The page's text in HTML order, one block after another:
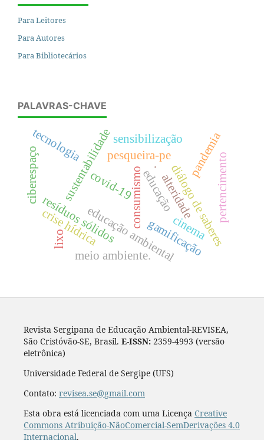
Para Leitores
Para Autores
Para Bibliotecários
PALAVRAS-CHAVE
cinema
consumismo
educação ambiental
resíduos sólidos
sustentabilidade .
tecnologia
diálogo de saberes
crise hídrica
pesqueira-pe
covid-19 educação
pandemia
meio ambiente.
sensibilização
ciberespaço pertencimento
alteridade
lixo gamificação
Revista Sergipana de Educação Ambiental-REVISEA,
São Cristóvão-SE, Brasil. E-ISSN:2359-4993 (versão
eletrônica)
Universidade Federal de Sergipe (UFS)
Contato: revisea.se@gmail.com
Esta obra está licenciada com uma Licença Creative
Commons Atribuição-NãoComercial-SemDerivações 4.0
Internacional.